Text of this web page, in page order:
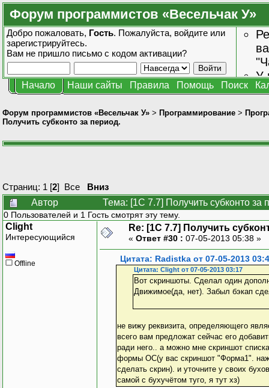
Форум программистов «Весельчак У»
Добро пожаловать, Гость. Пожалуйста, войдите или
зарегистрируйтесь.
Вам не пришло письмо с кодом активации?
У
Начало Наши сайты Правила Помощь Поиск
Форум программистов «Весельчак У» > Программирование >
Получить субконто за период.
Страниц: 1 [2] Все
Вниз
Автор
Тема: [1C 7.7] Получить субконто
0 Пользователей и 1 Гость смотрят эту тему.
Clight
Интересующийся
Offline
Re: [1C 7.7] Получить
« Ответ #30 : 07-05-2013 05:38 »
Цитата: Radistka от 07-05-2013
Цитата: Clight от 07-05-2013 03:17
Вот скриншоты. Сделал один
Движимое(да, нет). Забыл бэкап
не вижу реквизита, определяющего
всего вам предложат сейчас его
ради него.. а можно мне скриншот
формы ОС(у вас скриншот "Форма1".
сделать скрин). и уточните у своих
самой с бухучётом туго, я тут хз)